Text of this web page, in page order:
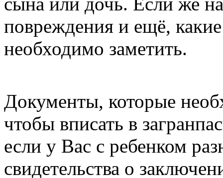
повреждения и ещё,
необходимо заметить.
Документы, которые
чтобы вписать в
если у Вас с ребенком
свидетельства о